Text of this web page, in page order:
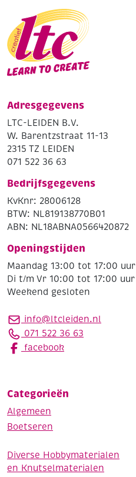
Adresgegevens
LTC-LEIDEN B.V.
W. Barentzstraat 11-13
2315 TZ LEIDEN
071 522 36 63
Bedrijfsgegevens
KvKnr: 28006128
BTW: NL819138770B01
ABN: NL18ABNA0566420872
Openingstijden
Maandag 13:00 tot 17:00 uur
Di t/m Vr 10:00 tot 17:00 uur
Weekend gesloten
info@ltcleiden.nl
071 522 36 63
facebook
Categorieën
Algemeen
Boetseren
Diverse Hobbymaterialen
en Knutselmaterialen